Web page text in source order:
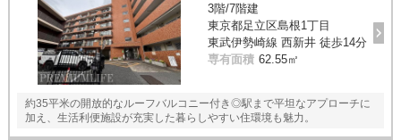
3階/7階建
東京都足立区島根1丁目
東武伊勢崎線 西新井 徒歩14分
専有面積 62.55㎡
約35平米の開放的なルーフバルコニー付き◎駅まで平坦なアプローチに
加え、生活利便施設が充実した暮らしやすい住環境も魅力。